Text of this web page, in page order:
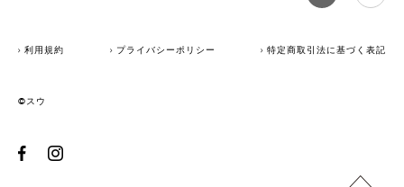
利用規約 プライバシーポリシー 特定商取引法に基づく表記
©スウ